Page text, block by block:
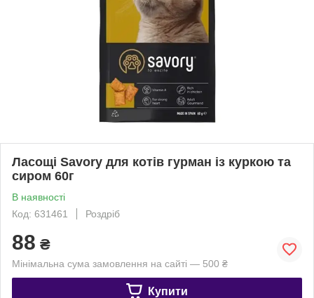
Ласощі Savory для котів гурман із куркою та
сиром 60г
В наявності
Код: 631461
Роздріб
88 ₴
Мінімальна сума замовлення на сайті — 500 ₴
Купити